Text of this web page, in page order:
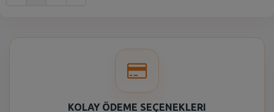
KOLAY ÖDEME SEÇENEKLERI